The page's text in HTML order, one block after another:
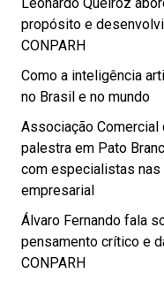
propósito e
CONPARH
Como a inteligência
no Brasil e no mundo
Associação Comercial
palestra em Pato
com especialistas nas
empresarial
Álvaro Fernando fala
pensamento crítico e
CONPARH